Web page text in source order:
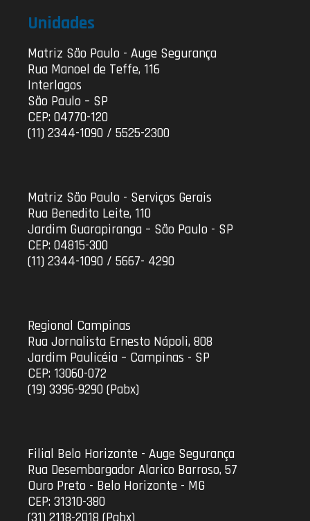
Unidades
Matriz São Paulo - Auge Segurança
Rua Manoel de Teffe, 116
Interlagos
São Paulo – SP
CEP: 04770-120
(11) 2344-1090 / 5525-2300
Matriz São Paulo - Serviços Gerais
Rua Benedito Leite, 110
Jardim Guarapiranga – São Paulo - SP
CEP: 04815-300
(11) 2344-1090 / 5667- 4290
Regional Campinas
Rua Jornalista Ernesto Nápoli, 808
Jardim Paulicéia – Campinas - SP
CEP: 13060-072
(19) 3396-9290 (Pabx)
Filial Belo Horizonte - Auge Segurança
Rua Desembargador Alarico Barroso, 57
Ouro Preto - Belo Horizonte - MG
CEP: 31310-380